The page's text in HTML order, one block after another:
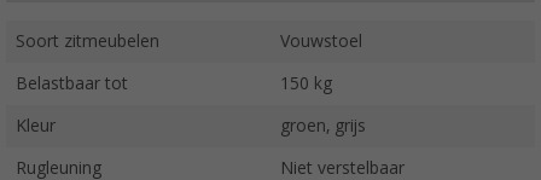
Soort zitmeubelen Vouwstoel
Belastbaar tot 150 kg
Kleur groen, grijs
Rugleuning Niet verstelbaar